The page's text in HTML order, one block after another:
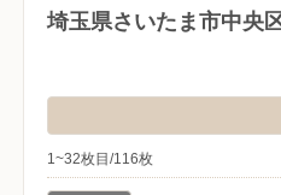
埼玉県さいたま市中央
1~32枚目/116枚